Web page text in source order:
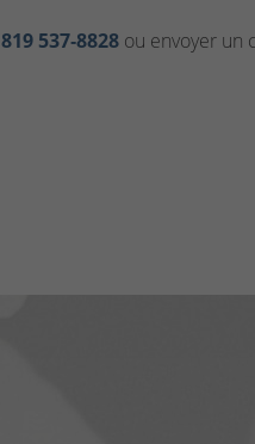
819 537‑8828ou envoyer un